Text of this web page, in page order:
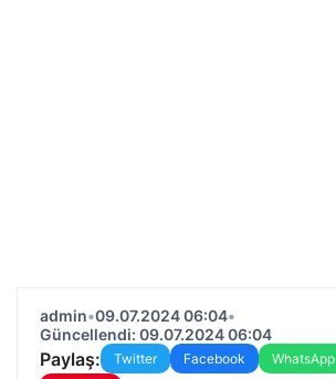
admin•09.07.2024 06:04•
Güncellendi: 09.07.2024 06:04
Paylaş: Twitter Facebook WhatsApp